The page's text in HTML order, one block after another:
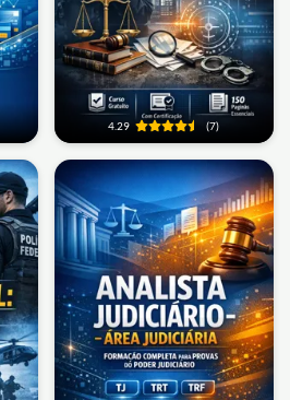
4.29 (7)